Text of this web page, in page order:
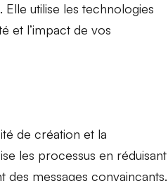
. Elle utilise les technologies
et l’impact de vos
de création et la
les processus en réduisant
des messages convaincants.